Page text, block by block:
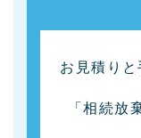
お見積りと
「相続放